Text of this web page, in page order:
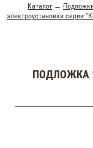
Каталог→
электроустановки серии
ПОДЛОЖКА